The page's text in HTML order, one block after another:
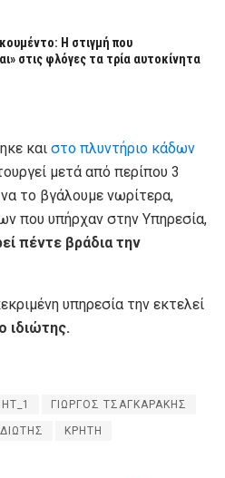
Η στιγμή που
στις φλόγες τα τρία αυτοκίνητα
και στο πλυντήριο κάδων
μετά από περίπου 3
το βγάλουμε νωρίτερα,
που υπήρχαν στην Υπηρεσία,
πέντε βράδια την
υπηρεσία την εκτελεί
ιδιώτης.
ΓΙΩΡΓΟΣ ΤΣΑΓΚΑΡΑΚΗΣ
ΙΔΙΩΤΗΣ ΚΡΗΤΗ